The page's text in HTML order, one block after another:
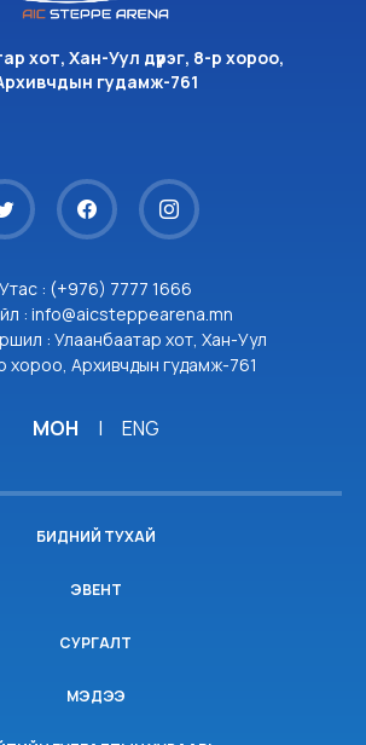
хот, Хан-Уул дүүрэг, 8-р хороо,
гудамж-761
Утас : (+976) 7777 1666
: info@aicsteppearena.mn
: Улаанбаатар хот, Хан-Уул
р хороо, Архивчдын гудамж-761
МОН | ENG
БИДНИЙ ТУХАЙ
ЭВЕНТ
СУРГАЛТ
МЭДЭЭ